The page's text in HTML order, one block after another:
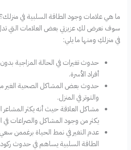
ما هي علامات وجود الطاقة السلبية في منزلك؟
سوف نعرض لكِ عزيزتي بعض العلامات التي
في منزلكِ ومنها ما يلي:
حدوث تغيرات في الحالة المزاجية
أفراد الأسرة.
حدوث بعض المشاكل الصحية الغير
والتوتر في المنزل.
مشاكل العلاقة حيث أنه يكثر المشاعر
يكثر من وجود المشاكل والصراعات في
عدم التغير في نمط الحياة برغممن
الطاقة السلبية يساهم في حدوث ركود